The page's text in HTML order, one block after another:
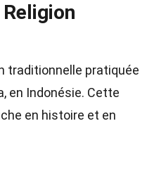
traditionnelle pratiquée
en Indonésie. Cette
en histoire et en